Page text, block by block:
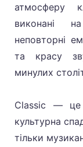
атмосферу
виконані
неповторні
та красу
минулих
Classic — це
культурна
тільки